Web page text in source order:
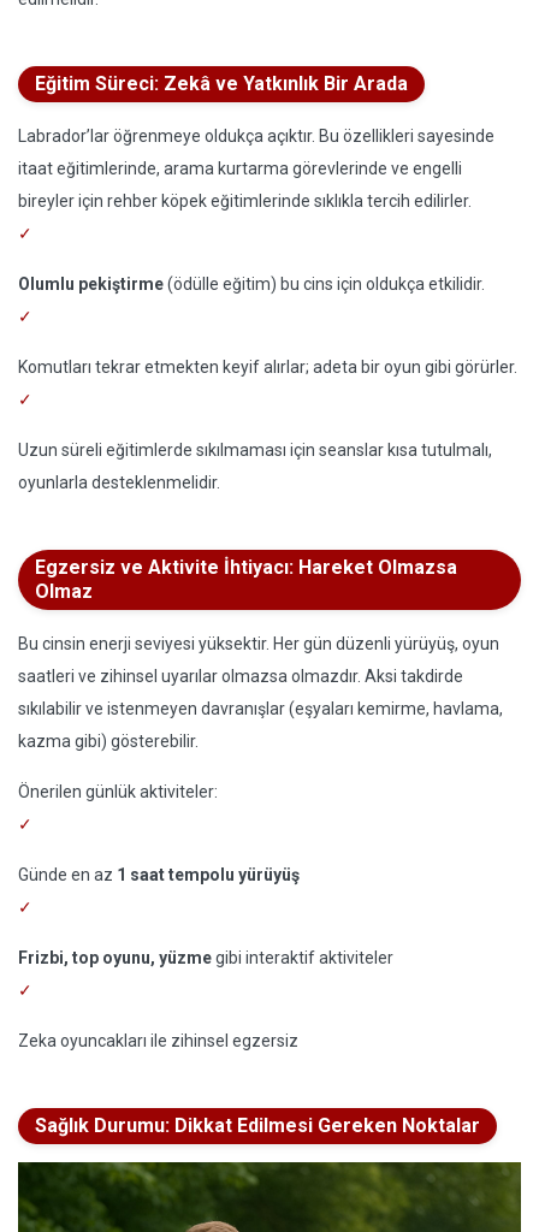
Eğitim Süreci: Zekâ ve Yatkınlık Bir Arada
Labrador’lar öğrenmeye oldukça açıktır. Bu özellikleri sayesinde
itaat eğitimlerinde, arama kurtarma görevlerinde ve engelli
bireyler için rehber köpek eğitimlerinde sıklıkla tercih edilirler.
Olumlu pekiştirme(ödülle eğitim) bu cins için oldukça etkilidir.
Komutları tekrar etmekten keyif alırlar; adeta bir oyun gibi görürler.
Uzun süreli eğitimlerde sıkılmaması için seanslar kısa tutulmalı,
oyunlarla desteklenmelidir.
Egzersiz ve Aktivite İhtiyacı: Hareket Olmazsa
Olmaz
Bu cinsin enerji seviyesi yüksektir. Her gün düzenli yürüyüş, oyun
saatleri ve zihinsel uyarılar olmazsa olmazdır. Aksi takdirde
sıkılabilir ve istenmeyen davranışlar (eşyaları kemirme, havlama,
kazma gibi) gösterebilir.
Önerilen günlük aktiviteler:
Günde en az 1 saat tempolu yürüyüş
Frizbi, top oyunu, yüzmegibi interaktif aktiviteler
Zeka oyuncakları ile zihinsel egzersiz
Sağlık Durumu: Dikkat Edilmesi Gereken Noktalar